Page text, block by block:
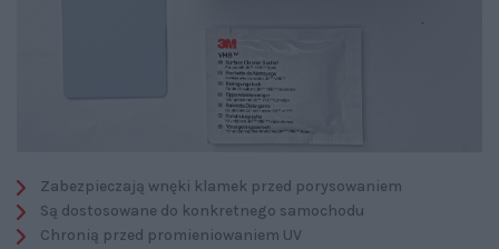
Zabezpieczają wnęki klamek przed porysowaniem
Są dostosowane do konkretnego samochodu
Chronią przed promieniowaniem UV